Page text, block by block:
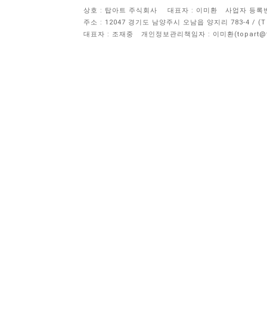
상호 : 탑아트 주식회사 대표자 : 이미환
사업자 등록
주소 : 12047 경기도 남양주시 오남읍 양지리 783-4 /
대표자 : 조재중
개인정보관리책임자 : 이미환